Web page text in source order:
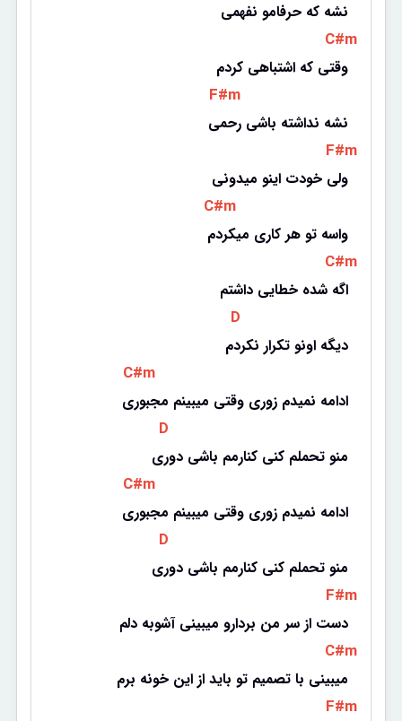
نشه که حرفامو نفهمی
C#m
وقتی که اشتباهی کردم
F#m
نشه نداشته باشی رحمی
F#m
ولی خودت اینو میدونی
C#m
واسه تو هر کاری میکردم
C#m
اگه شده خطایی داشتم
D
دیگه اونو تکرار نکردم
C#m
ادامه نمیدم زوری وقتی میبینم مجبوری
D
منو تحملم کنی کنارمم باشی دوری
C#m
ادامه نمیدم زوری وقتی میبینم مجبوری
D
منو تحملم کنی کنارمم باشی دوری
F#m
دست از سر من بردارو میبینی آشوبه دلم
C#m
میبینی با تصمیم تو باید از این خونه برم
F#m